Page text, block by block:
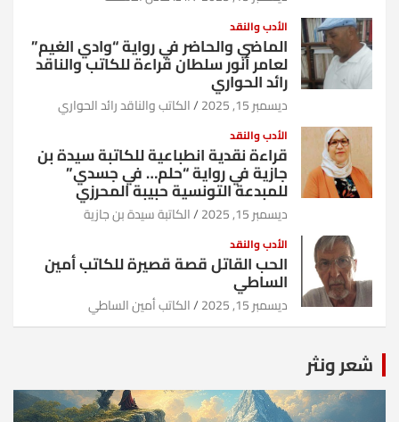
الأدب والنقد
الماضي والحاضر في رواية “وادي الغيم”
لعامر أنور سلطان قراءة للكاتب والناقد
رائد الحواري
ديسمبر 15, 2025 الكاتب والناقد رائد الحواري
الأدب والنقد
قراءة نقدية انطباعية للكاتبة سيدة بن
جازية في رواية “حلم… في جسدي”
للمبدعة التونسية حبيبة المحرزي
ديسمبر 15, 2025 الكاتبة سيدة بن جازية
الأدب والنقد
الحب القاتل قصة قصيرة للكاتب أمين
الساطي
ديسمبر 15, 2025 الكاتب أمين الساطي
شعر ونثر